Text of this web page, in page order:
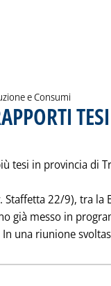
e Consumi
venerdì 30 ottobre 1998 alle 0.0.
tesi in provincia di
Staffetta 22/9), tra la
già messo in
una riunione